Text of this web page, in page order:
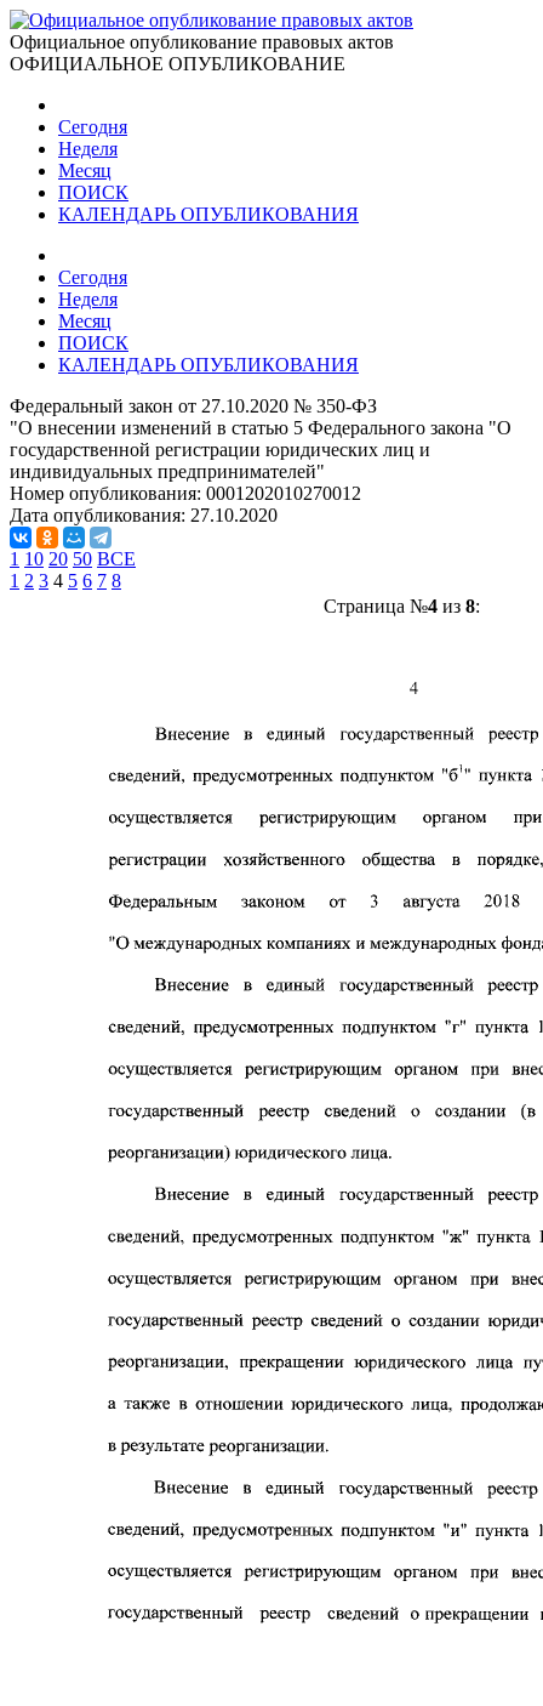
Официальное опубликование правовых актов
ОФИЦИАЛЬНОЕ ОПУБЛИКОВАНИЕ
Сегодня
Неделя
Месяц
ПОИСК
КАЛЕНДАРЬ ОПУБЛИКОВАНИЯ
Сегодня
Неделя
Месяц
ПОИСК
КАЛЕНДАРЬ ОПУБЛИКОВАНИЯ
Федеральный закон от 27.10.2020 № 350-ФЗ
"О внесении изменений в статью 5 Федерального закона "О
государственной регистрации юридических лиц и
индивидуальных предпринимателей"
Номер опубликования: 0001202010270012
Дата опубликования: 27.10.2020
1 10 20 50 ВСЕ
1 2 3 4 5 6 7 8
Страница №4из 8: